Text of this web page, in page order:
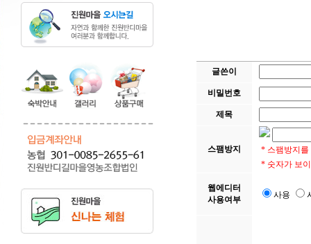
글쓴이
비밀번호
제목
스팸방지
* 스팸방지를
* 숫자가 보
웹에디터
사용여부
사용